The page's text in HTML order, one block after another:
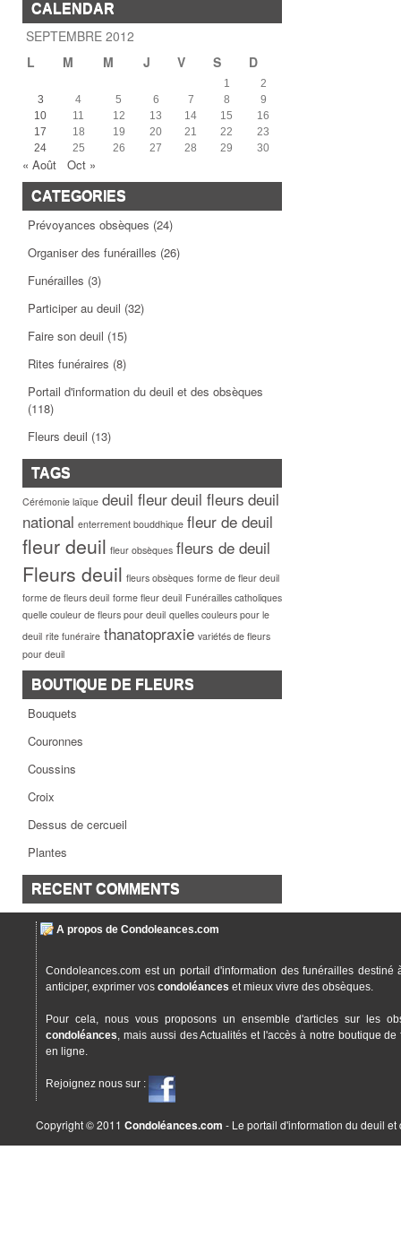
CALENDAR
SEPTEMBRE 2012
L
M M J V S D
1
2
3
4 5 6 7 8
9
10
11 12 13 14 15
16
17
18 19 20 21 22
23
24
25 26 27 28 29 30
« Août Oct »
CATEGORIES
Prévoyances obsèques (24)
Organiser des funérailles (26)
Funérailles (3)
Participer au deuil (32)
Faire son deuil (15)
Rites funéraires (8)
Portail d'information du deuil et des obsèques
(118)
Fleurs deuil (13)
TAGS
Cérémonie laïque deuil fleurdeuil fleurs deuil
national enterrement bouddhique fleur de deuil
fleur deuil fleur obsèques fleurs de deuil
Fleurs deuil fleurs obsèques forme de fleur deuil
forme de fleurs deuil forme fleur deuil Funérailles catholiques
quelle couleur de fleurs pour deuil quelles couleurs pour le
deuil rite funéraire thanatopraxie variétés de fleurs
pour deuil
BOUTIQUE DE FLEURS
Bouquets
Couronnes
Coussins
Croix
Dessus de cercueil
Plantes
RECENT COMMENTS
A propos de Condoleances.com
Condoleances.com est un portail d'information des funérailles destiné
anticiper, exprimer vos condoléances et mieux vivre des obsèques.
Pour cela, nous vous proposons un ensemble d'articles sur les
condoléances, mais aussi des Actualités et l'accès à notre boutique
en ligne.
Rejoignez nous sur :
Copyright © 2011 Condoléances.com - Le portail d'information du deuil et